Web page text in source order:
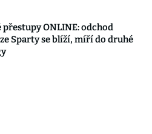
přestupy ONLINE: odchod
Sparty se blíží, míří do druhé